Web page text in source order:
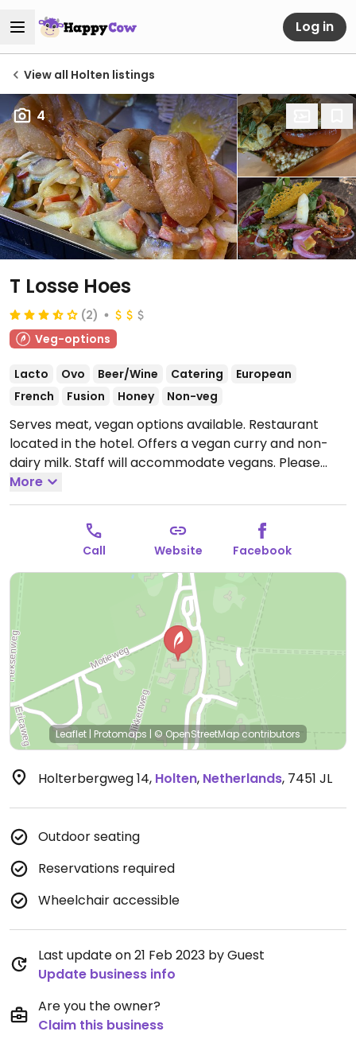
Log in
View all Holten listings
4
T Losse Hoes
(2)
Veg-options
Lacto Ovo Beer/Wine Catering
European
French
Fusion Honey Non-veg
Serves meat, vegan options available. Restaurant
located in the hotel. Offers a vegan curry and non-
dairy milk. Staff will accommodate vegans. Please
update hours if known.
More
Call Website Facebook
Leaflet | Protomaps | © OpenStreetMapcontributors
Holterbergweg 14, Holten, Netherlands, 7451 JL
Outdoor seating
Reservations required
Wheelchair accessible
Last update on 21 Feb 2023 by Guest
Update business info
Are you the owner?
Claim this business